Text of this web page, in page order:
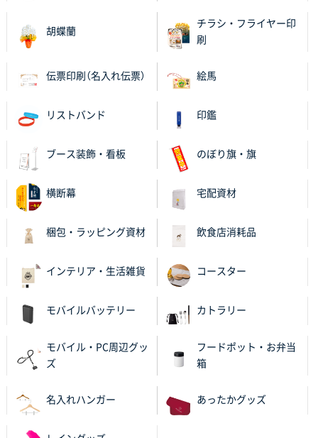
胡蝶蘭
チラシ・フライヤー印
刷
伝票印刷（名入れ伝票） 絵馬
リストバンド 印鑑
ブース装飾・看板 のぼり旗・旗
横断幕 宅配資材
梱包・ラッピング資材 飲食店消耗品
インテリア・生活雑貨 コースター
モバイルバッテリー カトラリー
モバイル・PC周辺グッ
ズ
フードポット・お弁当
箱
名入れハンガー あったかグッズ